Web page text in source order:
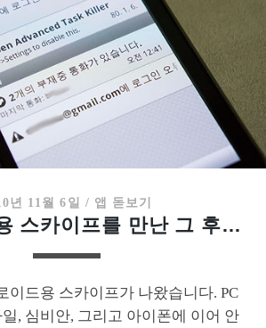
년 11월 6일 / 앱 돋보기
스카이프를 만난 그 후…
이드용 스카이프가 나왔습니다. PC
, 심비안, 그리고 아이폰에 이어 안